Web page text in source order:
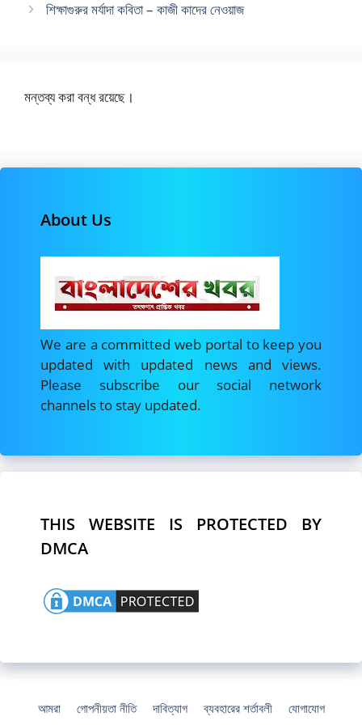
শিক্ষাগুরুর মর্যাদা কবিতা – কাজী কাদের নেওয়াজ
মন্তব্য করা বন্ধ রয়েছে।
About Us
We are a committed web portal to keep you
updated with updated news and views.
Please subscribe our social network
channels to stay updated.
THIS WEBSITE IS PROTECTED BY
DMCA
আমরা গোপনীয়তা নীতি দাবিত্যাগ ব্যবহারের শর্তাবলী যোগাযোগ